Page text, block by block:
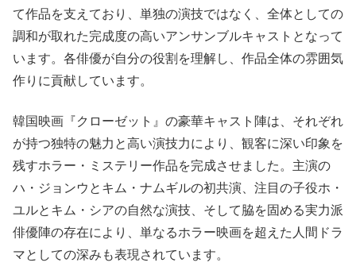
て作品を支えており、単独の演技ではなく、全体としての
調和が取れた完成度の高いアンサンブルキャストとなって
います。各俳優が自分の役割を理解し、作品全体の雰囲気
作りに貢献しています。
韓国映画『クローゼット』の豪華キャスト陣は、それぞれ
が持つ独特の魅力と高い演技力により、観客に深い印象を
残すホラー・ミステリー作品を完成させました。主演の
ハ・ジョンウとキム・ナムギルの初共演、注目の子役ホ・
ユルとキム・シアの自然な演技、そして脇を固める実力派
俳優陣の存在により、単なるホラー映画を超えた人間ドラ
マとしての深みも表現されています。